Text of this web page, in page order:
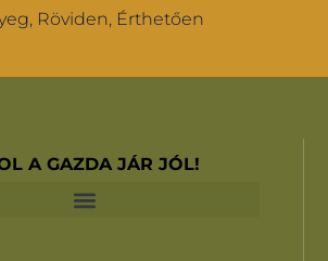
Röviden, Érthetően
A GAZDA JÁR JÓL!